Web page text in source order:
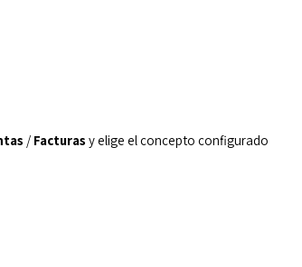
/ Facturas y elige el concepto configurado